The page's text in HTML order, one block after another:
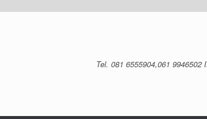
Tel. 081 6555904,061